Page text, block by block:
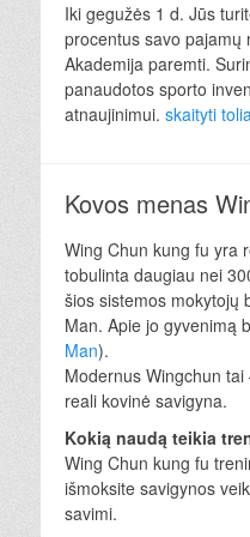
Iki gegužės 1 d. Jūs
procentus savo pajamų
Akademija paremti.
panaudotos sporto
atnaujinimui. skaityti
Kovos menas
Wing Chun kung fu yra
tobulinta daugiau nei
šios sistemos mokytojų
Man. Apie jo gyvenimą
Man).
Modernus Wingchun
reali kovinė savigyna.
Kokią naudą teikia
Wing Chun kung fu
išmoksite savigynos
savimi.